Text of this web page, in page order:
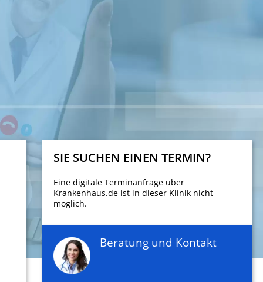
SIE SUCHEN EINEN TERMIN?
Eine digitale Terminanfrage über
Krankenhaus.de ist in dieser Klinik nicht
möglich.
Beratung und Kontakt